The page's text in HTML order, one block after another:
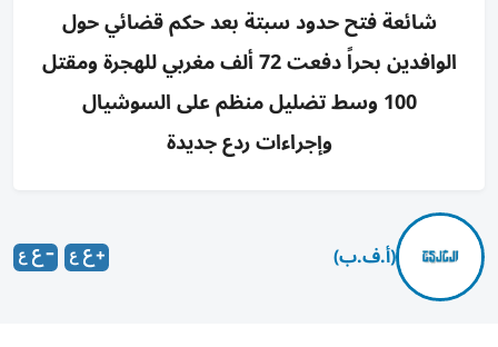
شائعة فتح حدود سبتة بعد حكم قضائي حول
الوافدين بحراً دفعت 72 ألف مغربي للهجرة ومقتل
100 وسط تضليل منظم على السوشيال
وإجراءات ردع جديدة
(أ.ف.ب)